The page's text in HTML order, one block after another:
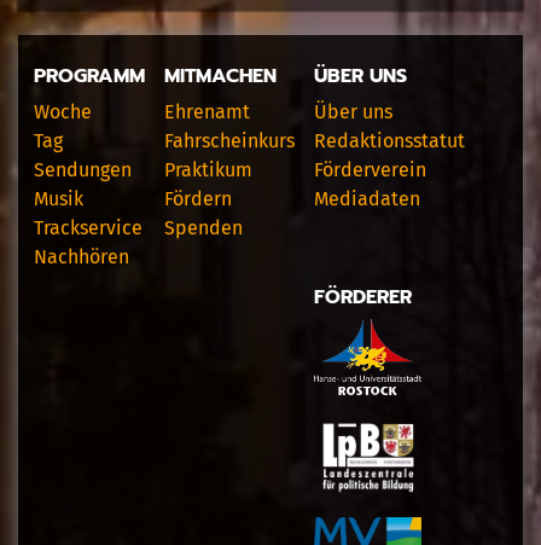
PROGRAMM
Woche
Tag
Sendungen
Musik
Trackservice
Nachhören
MITMACHEN
Ehrenamt
Fahrscheinkurs
Praktikum
Fördern
Spenden
ÜBER UNS
Über uns
Redaktionsstatut
Förderverein
Mediadaten
FÖRDERER